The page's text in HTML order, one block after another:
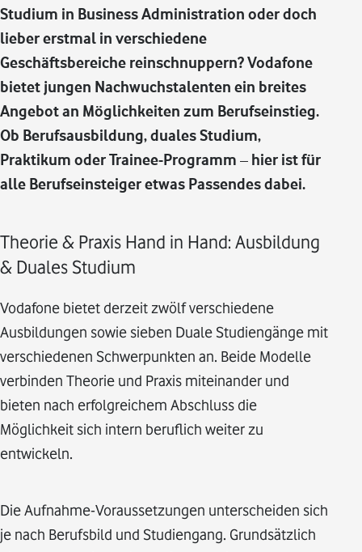
Studium in Business Administration oder doch
lieber erstmal in verschiedene
Geschäftsbereiche reinschnuppern? Vodafone
bietet jungen Nachwuchstalenten ein breites
Angebot an Möglichkeiten zum Berufseinstieg.
Ob Berufsausbildung, duales Studium,
Praktikum oder Trainee-Programm – hier ist für
alle Berufseinsteiger etwas Passendes dabei.
Theorie & Praxis Hand in Hand: Ausbildung
& Duales Studium
Vodafone bietet derzeit zwölf verschiedene
Ausbildungen sowie sieben Duale Studiengänge mit
verschiedenen Schwerpunkten an. Beide Modelle
verbinden Theorie und Praxis miteinander und
bieten nach erfolgreichem Abschluss die
Möglichkeit sich intern beruflich weiter zu
entwickeln.
Die Aufnahme-Voraussetzungen unterscheiden sich
je nach Berufsbild und Studiengang. Grundsätzlich